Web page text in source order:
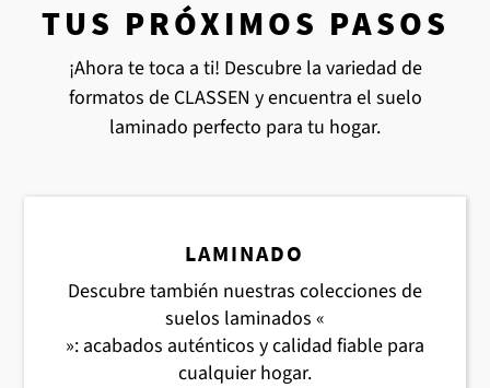
TUS PRÓXIMOS PASOS
¡Ahora te toca a ti! Descubre la variedad de
formatos de CLASSEN y encuentra el suelo
laminado perfecto para tu hogar.
LAMINADO
Descubre también nuestras colecciones de
suelos laminados «
»: acabados auténticos y calidad fiable para
cualquier hogar.